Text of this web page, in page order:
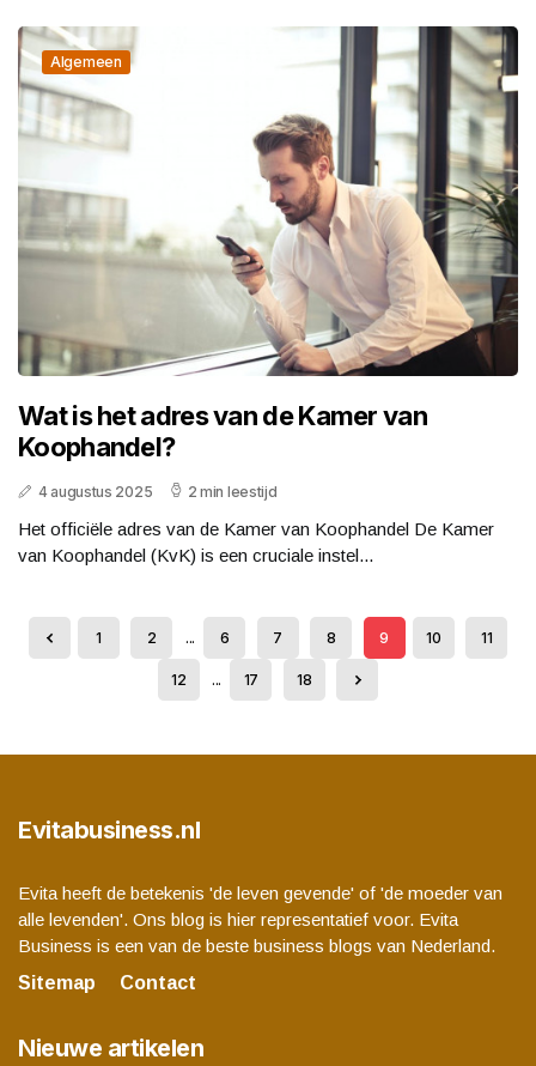
Algemeen
Wat is het adres van de Kamer van
Koophandel?
4 augustus 2025 2 min leestijd
Het officiële adres van de Kamer van Koophandel De Kamer
van Koophandel (KvK) is een cruciale instel...
1 2 ... 6 7 8 9 10 11
12 ... 17 18
Evitabusiness.nl
Evita heeft de betekenis 'de leven gevende' of 'de moeder van
alle levenden'. Ons blog is hier representatief voor. Evita
Business is een van de beste business blogs van Nederland.
Sitemap
Contact
Nieuwe artikelen